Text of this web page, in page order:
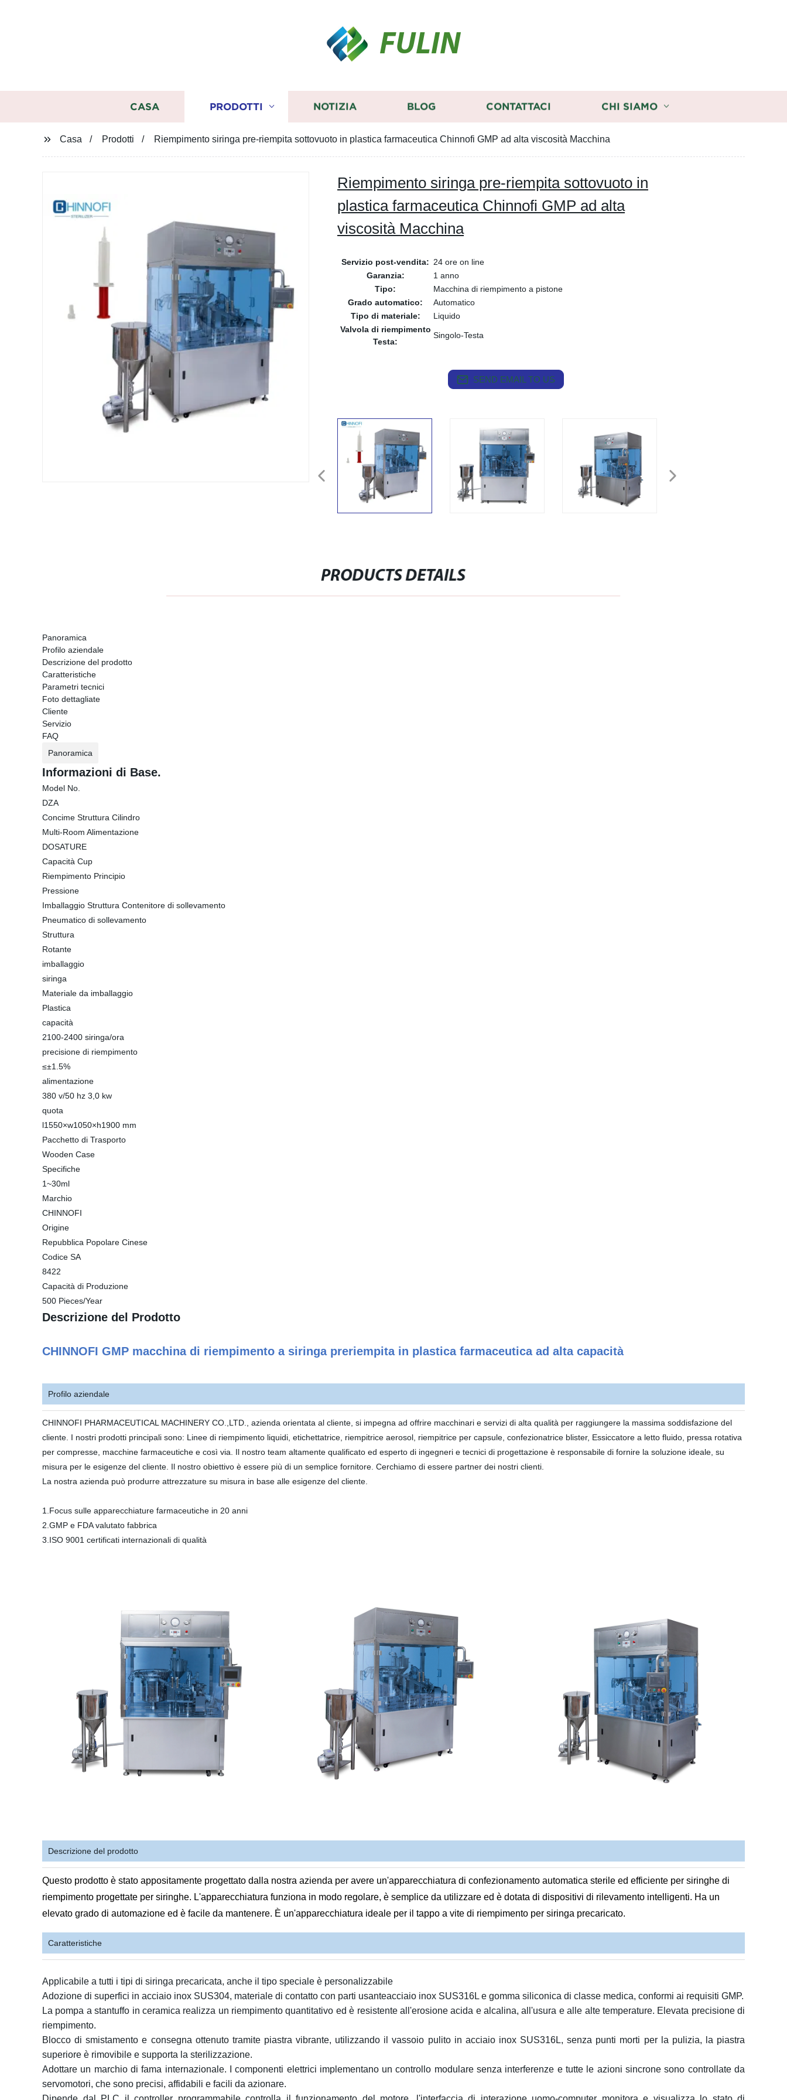
FULIN
CASA PRODOTTI NOTIZIA BLOG CONTATTACI CHI SIAMO
Casa Prodotti Riempimento siringa pre-riempita sottovuoto in plastica farmaceutica Chinnofi GMP ad alta viscosità Macchina
Riempimento siringa pre-riempita sottovuoto in
plastica farmaceutica Chinnofi GMP ad alta
viscosità Macchina
Servizio post-vendita: 24 ore on line
Garanzia:
1 anno
Tipo:
Macchina di riempimento a pistone
Grado automatico:
Automatico
Tipo di materiale:
Liquido
Valvola di riempimento
Testa:
Singolo-Testa
SEND EMAIL TO US
PRODUCTS DETAILS
Panoramica
Profilo aziendale
Descrizione del prodotto
Caratteristiche
Parametri tecnici
Foto dettagliate
Cliente
Servizio
FAQ
Panoramica
Informazioni di Base.
Model No.
DZA
Concime Struttura Cilindro
Multi-Room Alimentazione
DOSATURE
Capacità Cup
Riempimento Principio
Pressione
Imballaggio Struttura Contenitore di sollevamento
Pneumatico di sollevamento
Struttura
Rotante
imballaggio
siringa
Materiale da imballaggio
Plastica
capacità
2100-2400 siringa/ora
precisione di riempimento
≤±1.5%
alimentazione
380 v/50 hz 3,0 kw
quota
l1550×w1050×h1900 mm
Pacchetto di Trasporto
Wooden Case
Specifiche
1~30ml
Marchio
CHINNOFI
Origine
Repubblica Popolare Cinese
Codice SA
8422
Capacità di Produzione
500 Pieces/Year
Descrizione del Prodotto
CHINNOFI GMP macchina di riempimento a siringa preriempita in plastica farmaceutica ad alta capacità
Profilo aziendale
CHINNOFI PHARMACEUTICAL MACHINERY CO.,LTD., azienda orientata al cliente, si impegna ad offrire macchinari e servizi di alta qualità per raggiungere la massima soddisfazione del
cliente. I nostri prodotti principali sono: Linee di riempimento liquidi, etichettatrice, riempitrice aerosol, riempitrice per capsule, confezionatrice blister, Essiccatore a letto fluido, pressa rotativa
per compresse, macchine farmaceutiche e così via. Il nostro team altamente qualificato ed esperto di ingegneri e tecnici di progettazione è responsabile di fornire la soluzione ideale, su
misura per le esigenze del cliente. Il nostro obiettivo è essere più di un semplice fornitore. Cerchiamo di essere partner dei nostri clienti.
La nostra azienda può produrre attrezzature su misura in base alle esigenze del cliente.
1.Focus sulle apparecchiature farmaceutiche in 20 anni
2.GMP e FDA valutato fabbrica
3.ISO 9001 certificati internazionali di qualità
Descrizione del prodotto
Questo prodotto è stato appositamente progettato dalla nostra azienda per avere un'apparecchiatura di confezionamento automatica sterile ed efficiente per siringhe di
riempimento progettate per siringhe. L'apparecchiatura funziona in modo regolare, è semplice da utilizzare ed è dotata di dispositivi di rilevamento intelligenti. Ha un
elevato grado di automazione ed è facile da mantenere. È un'apparecchiatura ideale per il tappo a vite di riempimento per siringa precaricato.
Caratteristiche
Applicabile a tutti i tipi di siringa precaricata, anche il tipo speciale è personalizzabile
Adozione di superfici in acciaio inox SUS304, materiale di contatto con parti usanteacciaio inox SUS316L e gomma siliconica di classe medica, conformi ai requisiti GMP.
La pompa a stantuffo in ceramica realizza un riempimento quantitativo ed è resistente all'erosione acida e alcalina, all'usura e alle alte temperature. Elevata precisione di
riempimento.
Blocco di smistamento e consegna ottenuto tramite piastra vibrante, utilizzando il vassoio pulito in acciaio inox SUS316L, senza punti morti per la pulizia, la piastra
superiore è rimovibile e supporta la sterilizzazione.
Adottare un marchio di fama internazionale. I componenti elettrici implementano un controllo modulare senza interferenze e tutte le azioni sincrone sono controllate da
servomotori, che sono precisi, affidabili e facili da azionare.